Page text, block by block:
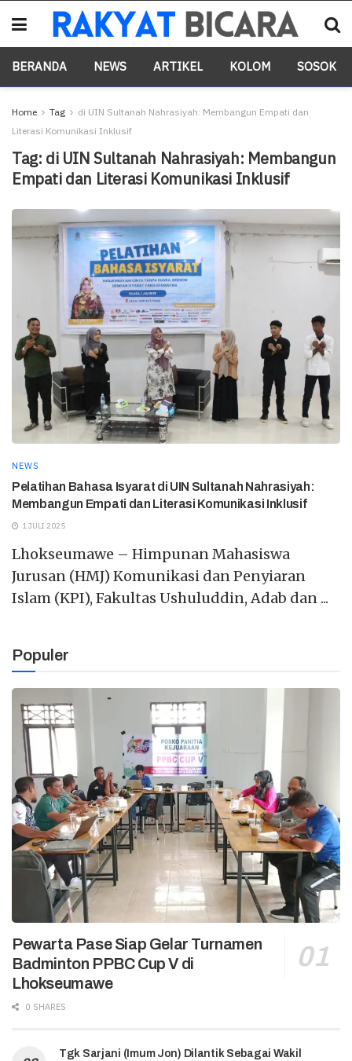
BERANDA NEWS ARTIKEL KOLOM SOSOK
Home Tag
di UIN Sultanah Nahrasiyah: Membangun Empati dan
Literasi Komunikasi Inklusif
Tag: di UIN Sultanah Nahrasiyah: Membangun
Empati dan Literasi Komunikasi Inklusif
NEWS
Pelatihan Bahasa Isyarat di UIN Sultanah Nahrasiyah:
Membangun Empati dan Literasi Komunikasi Inklusif
1 JULI 2025
Lhokseumawe – Himpunan Mahasiswa
Jurusan (HMJ) Komunikasi dan Penyiaran
Islam (KPI), Fakultas Ushuluddin, Adab dan ...
Populer
Pewarta Pase Siap Gelar Turnamen
Badminton PPBC Cup V di
Lhokseumawe
0 SHARES
Tgk Sarjani (Imum Jon) Dilantik Sebagai Wakil